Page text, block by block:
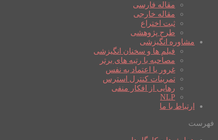
مقاله فارسی
مقاله خارجی
ثبت اختراع
طرح پژوهشی
مشاوره انگیزشی
فیلم ها و سخنان انگیزشی
مصاحبه با رتبه های برتر
غرور یا اعتماد به نفس
تمرینات کنترل استرس
رهایی از افکار منفی
NLP
ارتباط با ما
فهرست